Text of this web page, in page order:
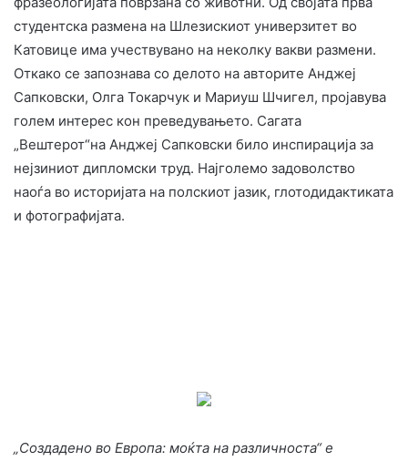
студентска размена на Шлезискиот универзитет во
Катовице има учествувано на неколку вакви размени.
Откако се запознава со делото на авторите Анджеј
Сапковски, Олга Токарчук и Мариуш Шчигел, пројавува
голем интерес кон преведувањето. Сагата
„Вештерот“на Анджеј Сапковски било инспирација за
нејзиниот дипломски труд. Најголемо задоволство
наоѓа во историјата на полскиот јазик, глотодидактиката
и фотографијата.
„Создадено во Европа: моќта на различноста“е